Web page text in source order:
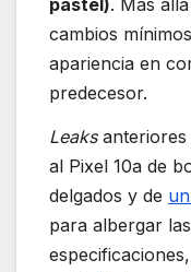
pastel). Más
cambios
apariencia en
predecesor.
Leaksanteriores
al Pixel 10a de
delgados y de
para albergar